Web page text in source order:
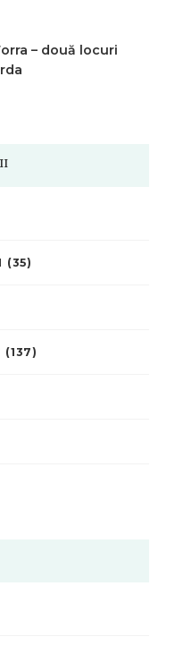
– două locuri
(35)
(137)